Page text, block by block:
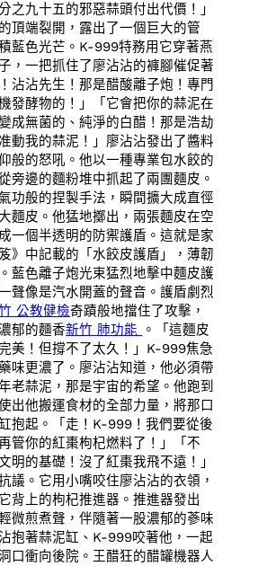
之九十五的邪惡蒜頭付出代價！」
頂端裂開，露出了一個巨大的管
藍色光芒。K-999特務用它穿著燕
，一把抓住了廖沾沾的褲腳催促著
沾沾先生！那是醋酸離子炮！專門
發酵物的！」「它會把你的蒜泥在
成無菌的、純淨的白醋！那是浩劫
動我的蒜泥！」廖沾沾發出了醬料
般的怒吼。他以一種專業包水餃的
旁邊的麵粉堆中抓起了兩團麵皮。
功般的捏製手法，瞬間擴大成直徑
麵皮。他猛地擲出，兩張麵皮在空
一個半透明的防禦護盾。這就是家
》中記載的「水餃皮護盾」，薄韌
藍色離子炮光束猛烈地擊中麵皮護
聲像是汽水開蓋的聲音。護盾劇烈
公教健檢奇蹟般地擋住了攻擊，
郁的麵香新竹 肺功能
。「這麵皮
美！但撐不了太久！」K-999焦急
味更濃了。廖沾沾知道，他必須帶
老蒜泥，那是宇宙的希望。他跑到
出他搬運食材的全部力量，將那口
抱起。「走！K-999！我們要從後
管你的紅棗枸杞燃料了！」「不
明的基礎！沒了紅棗我飛不遠！」
議。它用小嘴咬住廖沾沾的衣領，
背上的枸杞推進器。推進器發出
輕微煎煮聲，伴隨著一股濃郁的蔘味
抱著蒜泥缸、K-999咬著他，一起
口衝向後院。王醋狂的醋罐機器人